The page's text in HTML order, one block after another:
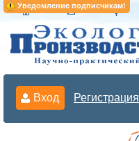
Уведомление подписчикам!
Вход Регистрация